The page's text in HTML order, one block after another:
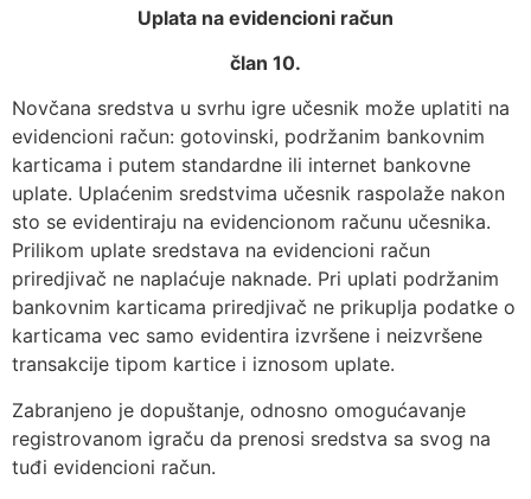
Uplata na evidencioni račun
član 10.
Novčana sredstva u svrhu igre učesnik može uplatiti na
evidencioni račun: gotovinski, podržanim bankovnim
karticama i putem standardne ili internet bankovne
uplate. Uplaćenim sredstvima učesnik raspolaže nakon
sto se evidentiraju na evidencionom računu učesnika.
Prilikom uplate sredstava na evidencioni račun
priredjivač ne naplaćuje naknade. Pri uplati podržanim
bankovnim karticama priredjivač ne prikuplja podatke o
karticama vec samo evidentira izvršene i neizvršene
transakcije tipom kartice i iznosom uplate.
Zabranjeno je dopuštanje, odnosno omogućavanje
registrovanom igraču da prenosi sredstva sa svog na
tuđi evidencioni račun.